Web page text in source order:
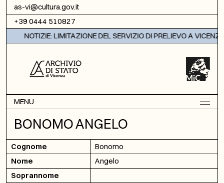
Vai al contenuto
as-vi@cultura.gov.it
+39 0444 510827
NOTIZIE: LIMITAZIONE DEL SERVIZIO DI PRELIEVO A VICENZA
MENU
BONOMO ANGELO
Cognome
Bonomo
Nome
Angelo
Soprannome